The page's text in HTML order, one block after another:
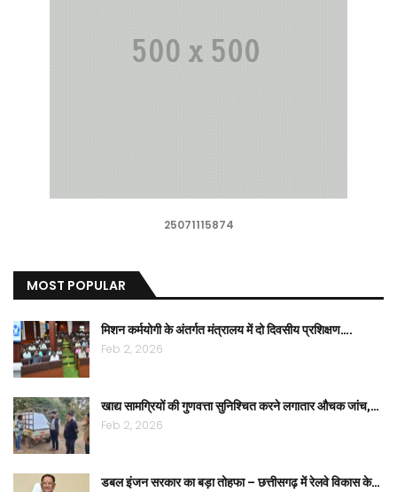
25071115874
MOST POPULAR
मिशन कर्मयोगी के अंतर्गत मंत्रालय में दो दिवसीय प्रशिक्षण….
Feb 2, 2026
खाद्य सामग्रियों की गुणवत्ता सुनिश्चित करने लगातार औचक जांच,…
Feb 2, 2026
डबल इंजन सरकार का बड़ा तोहफा – छत्तीसगढ़ में रेलवे विकास के…